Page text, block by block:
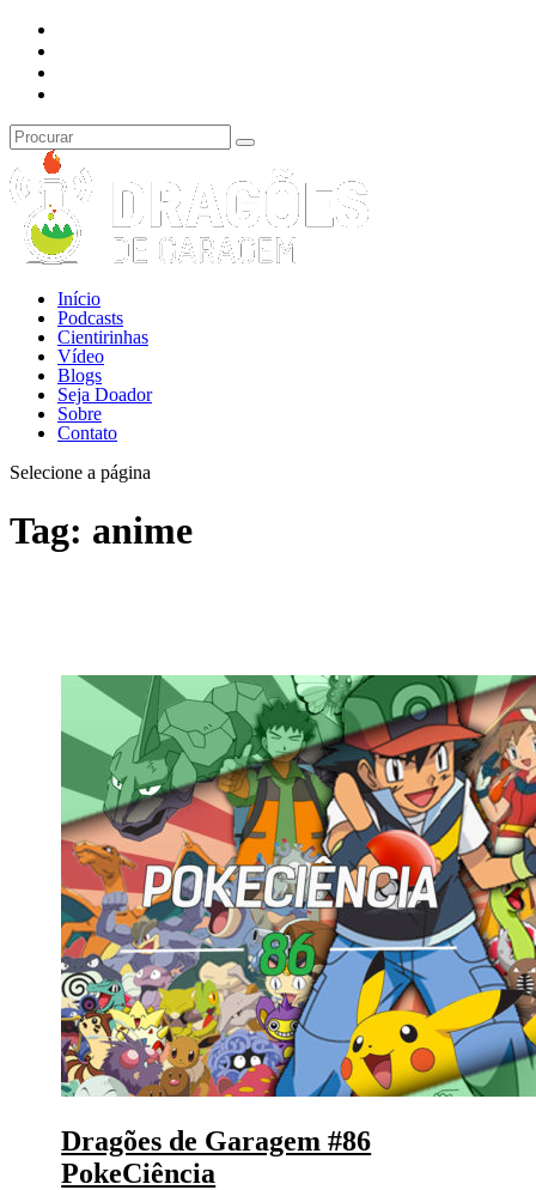
Início
Podcasts
Cientirinhas
Vídeo
Blogs
Seja Doador
Sobre
Contato
Selecione a página
Tag: anime
Dragões de Garagem #86
PokeCiência